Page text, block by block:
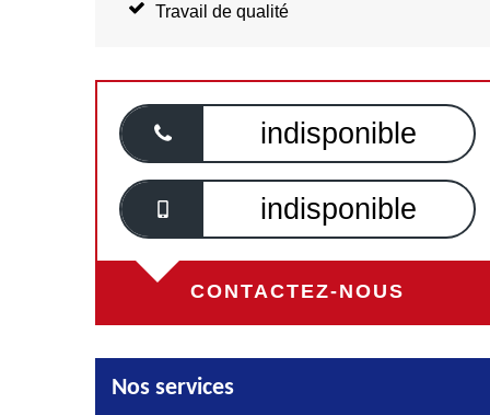
Travail de qualité
indisponible
indisponible
CONTACTEZ-NOUS
Nos services